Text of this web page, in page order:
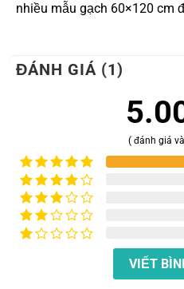
nhiều mẫu gạch 60×120 cm
ĐÁNH GIÁ (1)
( đánh giá
Được xếp
hạng55
sao
Được
xếp
hạng 4
5 sao
Được
xếp
hạng
Được
VIẾT